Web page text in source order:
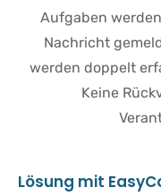
Aufgaben
Nachricht
werden doppelt
Keine
Lösung mit EasyC